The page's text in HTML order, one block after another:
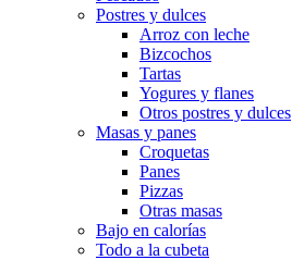
Postres y dulces
Arroz con leche
Bizcochos
Tartas
Yogures y flanes
Otros postres y dulces
Masas y panes
Croquetas
Panes
Pizzas
Otras masas
Bajo en calorías
Todo a la cubeta